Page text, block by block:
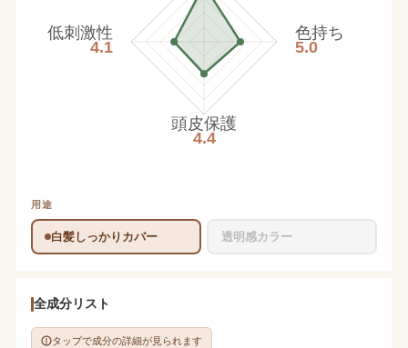
色持ち
5.0
頭皮保護
4.4
低刺激性
4.1
用途
白髪しっかりカバー 透明感カラー
全成分リスト
タップで成分の詳細が見られます